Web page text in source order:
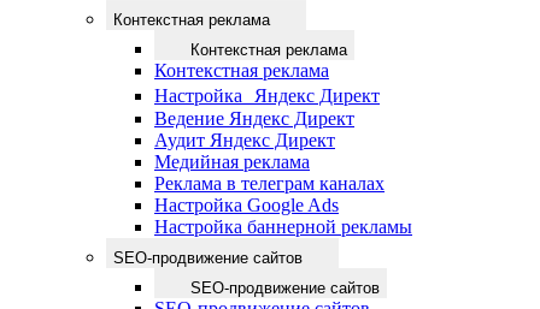
Контекстная реклама
Контекстная реклама
Контекстная реклама
Настройка Яндекс Директ
Ведение Яндекс Директ
Аудит Яндекс Директ
Медийная реклама
Реклама в телеграм каналах
Настройка Google Ads
Настройка баннерной рекламы
SEO-продвижение сайтов
SEO-продвижение сайтов